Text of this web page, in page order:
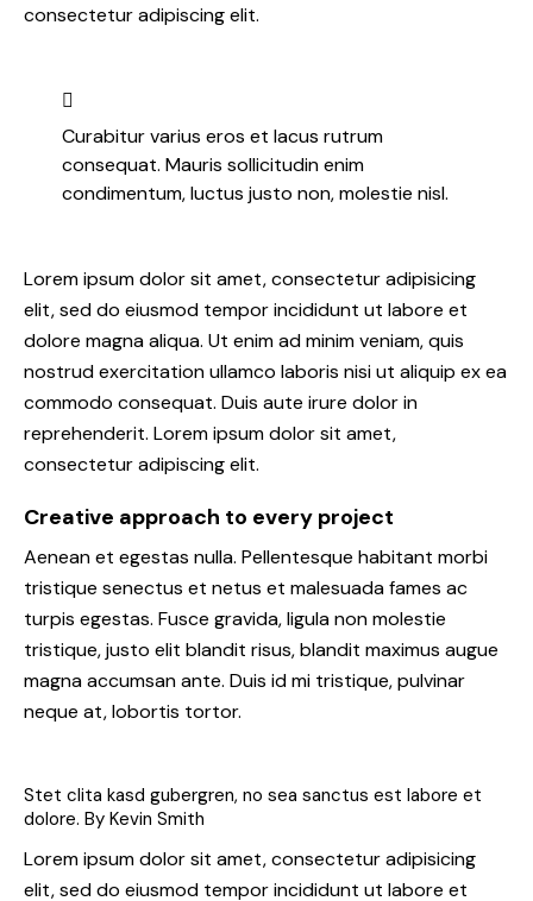
consectetur adipiscing elit.
Curabitur varius eros et lacus rutrum
consequat. Mauris sollicitudin enim
condimentum, luctus justo non, molestie nisl.
Lorem ipsum dolor sit amet, consectetur adipisicing
elit, sed do eiusmod tempor incididunt ut labore et
dolore magna aliqua. Ut enim ad minim veniam, quis
nostrud exercitation ullamco laboris nisi ut aliquip ex ea
commodo consequat. Duis aute irure dolor in
reprehenderit. Lorem ipsum dolor sit amet,
consectetur adipiscing elit.
Creative approach to every project
Aenean et egestas nulla. Pellentesque habitant morbi
tristique senectus et netus et malesuada fames ac
turpis egestas. Fusce gravida, ligula non molestie
tristique, justo elit blandit risus, blandit maximus augue
magna accumsan ante. Duis id mi tristique, pulvinar
neque at, lobortis tortor.
Stet clita kasd gubergren, no sea sanctus est labore et
dolore. By Kevin Smith
Lorem ipsum dolor sit amet, consectetur adipisicing
elit, sed do eiusmod tempor incididunt ut labore et